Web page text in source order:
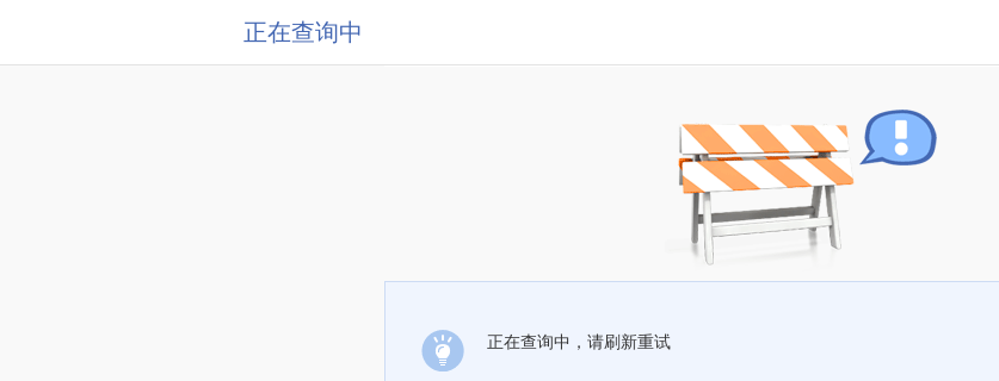
正在查询中
正在查询中，请刷新重试